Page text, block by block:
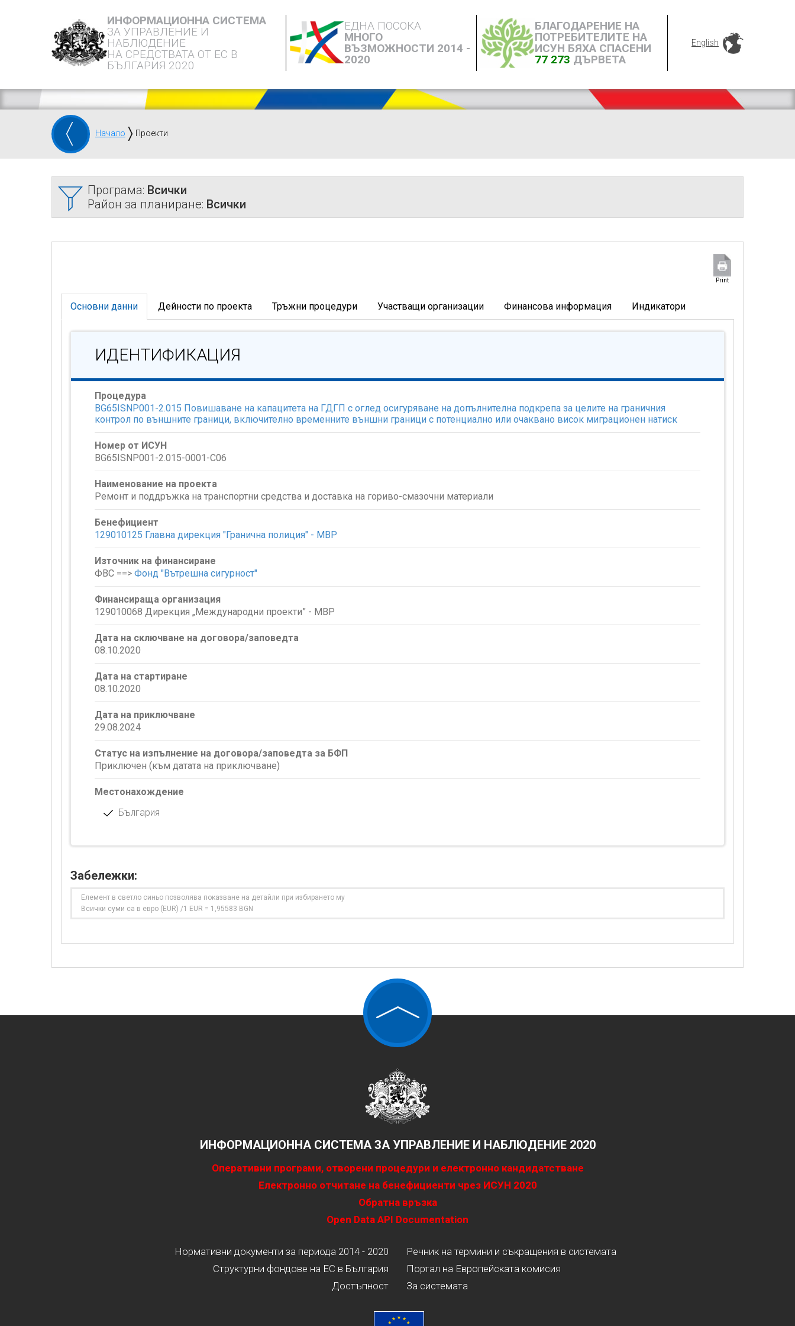
ИНФОРМАЦИОННА СИСТЕМА
ЗА УПРАВЛЕНИЕ И
НАБЛЮДЕНИЕ
НА СРЕДСТВАТА ОТ ЕС В
БЪЛГАРИЯ 2020
ЕДНА ПОСОКА
МНОГО
ВЪЗМОЖНОСТИ 2014 -
2020
БЛАГОДАРЕНИЕ НА
ПОТРЕБИТЕЛИТЕ НА
ИСУН БЯХА СПАСЕНИ
77 273 ДЪРВЕТА
English
Начало Проекти
Програма: Всички
Район за планиране: Всички
Print
Основни данни Дейности по проекта Тръжни процедури Участващи организации Финансова информация Индикатори
ИДЕНТИФИКАЦИЯ
Процедура
BG65ISNP001-2.015 Повишаване на капацитета на ГДГП с оглед осигуряване на допълнителна подкрепа за целите на граничния
контрол по външните граници, включително временните външни граници с потенциално или очаквано висок миграционен натиск
Номер от ИСУН
BG65ISNP001-2.015-0001-C06
Наименование на проекта
Ремонт и поддръжка на транспортни средства и доставка на гориво-смазочни материали
Бенефициент
129010125 Главна дирекция "Гранична полиция" - МВР
Източник на финансиране
ФВС ==> Фонд "Вътрешна сигурност"
Финансираща организация
129010068 Дирекция „Международни проекти” - МВР
Дата на сключване на договора/заповедта
08.10.2020
Дата на стартиране
08.10.2020
Дата на приключване
29.08.2024
Статус на изпълнение на договора/заповедта за БФП
Приключен (към датата на приключване)
Местонахождение
България
Забележки:
Елемент в светло синьо позволява показване на детайли при избирането му
Всички суми са в евро (EUR) /1 EUR = 1,95583 BGN
ИНФОРМАЦИОННА СИСТЕМА ЗА УПРАВЛЕНИЕ И НАБЛЮДЕНИЕ 2020
Оперативни програми, отворени процедури и електронно кандидатстване
Електронно отчитане на бенефициенти чрез ИСУН 2020
Обратна връзка
Open Data API Documentation
Нормативни документи за периода 2014 - 2020
Структурни фондове на ЕС в България
Достъпност
Речник на термини и съкращения в системата
Портал на Европейската комисия
За системата